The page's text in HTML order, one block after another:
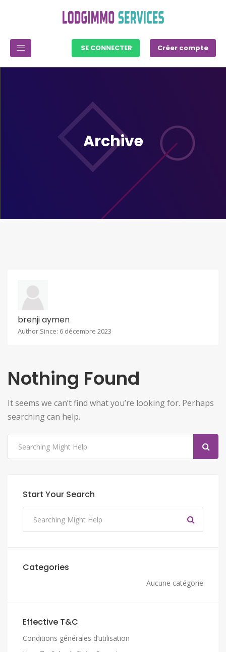
SE CONNECTER Créer compte
Archive
brenji aymen
Author Since: 6 décembre 2023
Nothing Found
It seems we can’t find what you’re looking for. Perhaps
searching can help.
Start Your Search
Categories
Aucune catégorie
Effective T&C
Conditions générales d’utilisation